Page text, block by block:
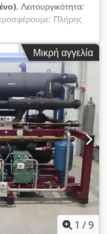
, Λειτουργικότητα:
Πλήρης
ράφι
with Bitzer
40P Όγκος [m3/h] 3 x
R404A Έτος: 2010
- Δέκτης φρέον -
----- 1x Γνήσιος
Τύπος: CSH-
ng cm, Ύψος: 150 cm
κατάσταση
ή μόνο του
πολλά άλλα
πληροφορίες
Μικρή αγγελία
1 /9